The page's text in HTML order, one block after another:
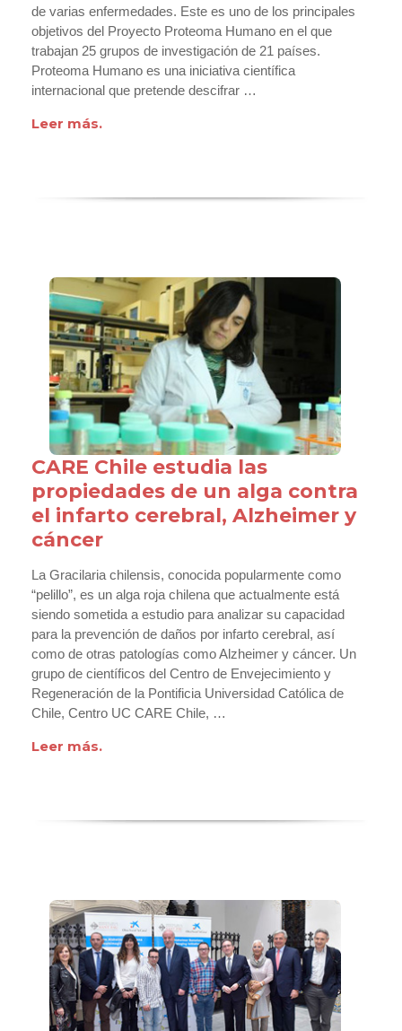
de varias enfermedades. Este es uno de los principales
objetivos del Proyecto Proteoma Humano en el que
trabajan 25 grupos de investigación de 21 países.
Proteoma Humano es una iniciativa científica
internacional que pretende descifrar …
Leer más.
CARE Chile estudia las
propiedades de un alga contra
el infarto cerebral, Alzheimer y
cáncer
La Gracilaria chilensis, conocida popularmente como
“pelillo”, es un alga roja chilena que actualmente está
siendo sometida a estudio para analizar su capacidad
para la prevención de daños por infarto cerebral, así
como de otras patologías como Alzheimer y cáncer. Un
grupo de científicos del Centro de Envejecimiento y
Regeneración de la Pontificia Universidad Católica de
Chile, Centro UC CARE Chile, …
Leer más.